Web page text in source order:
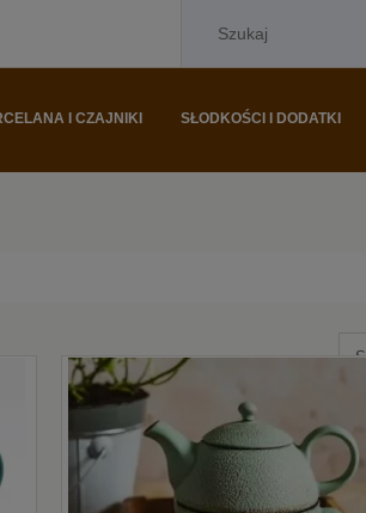
I CZAJNIKI SŁODKOŚCI I DODATKI